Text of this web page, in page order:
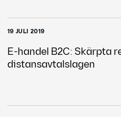
19 JULI 2019
E-handel B2C: Skärpta
distansavtalslagen